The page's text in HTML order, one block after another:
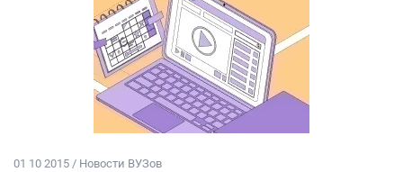
01 10 2015 / Новости ВУЗов